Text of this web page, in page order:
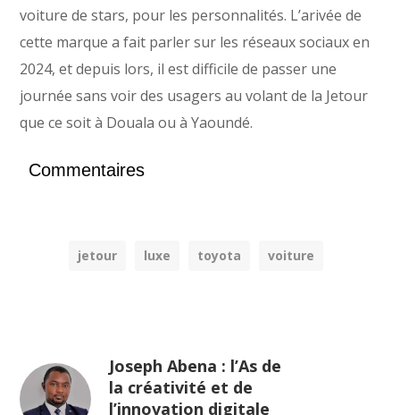
voiture de stars, pour les personnalités. L’arivée de
cette marque a fait parler sur les réseaux sociaux en
2024, et depuis lors, il est difficile de passer une
journée sans voir des usagers au volant de la Jetour
que ce soit à Douala ou à Yaoundé.
Commentaires
jetour luxe toyota voiture
Joseph Abena : l’As de
la créativité et de
l’innovation digitale